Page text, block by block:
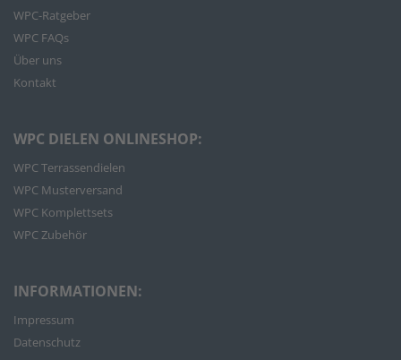
WPC-Ratgeber
WPC FAQs
Über uns
Kontakt
WPC DIELEN ONLINESHOP:
WPC Terrassendielen
WPC Musterversand
WPC Komplettsets
WPC Zubehör
INFORMATIONEN:
Impressum
Datenschutz